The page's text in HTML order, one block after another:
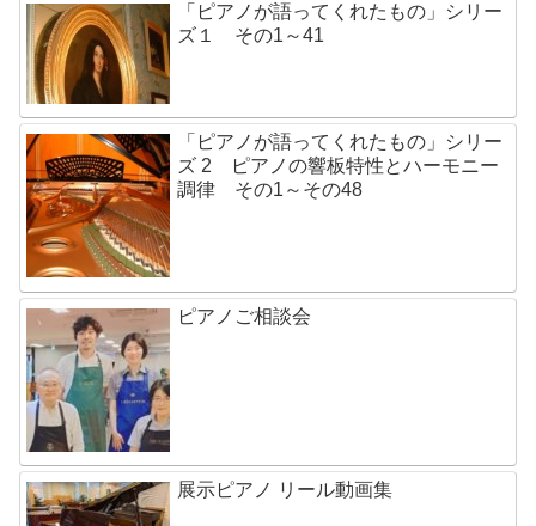
「ピアノが語ってくれたもの」シリー
ズ１ その1～41
「ピアノが語ってくれたもの」シリー
ズ 2 ピアノの響板特性とハーモニー
調律 その1～その48
ピアノご相談会
展示ピアノ リール動画集